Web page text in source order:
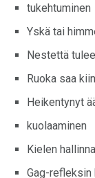
tukehtuminen
Yskä tai
Nestettä
Ruoka saa
Heikentynyt
kuolaaminen
Kielen
Gag-refleksin